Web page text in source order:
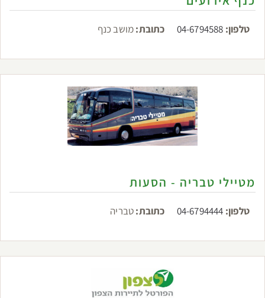
טלפון: 04-6794588 כתובת:מושב כנף
מטיילי טבריה - הסעות
טלפון: 04-6794444 כתובת:טבריה